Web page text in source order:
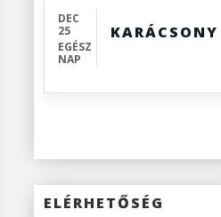
DEC
25
EGÉSZ
NAP
KARÁCSONY
ELÉRHETŐSÉG